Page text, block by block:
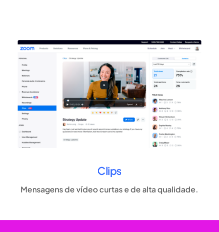
Clips
Mensagens de vídeo curtas e de alta qualidade.